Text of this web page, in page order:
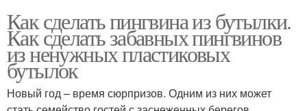
Как сделать пингвина из бутылки.
Как сделать забавных пингвинов
из ненужных пластиковых
бутылок
Новый год – время сюрпризов. Одним из них может